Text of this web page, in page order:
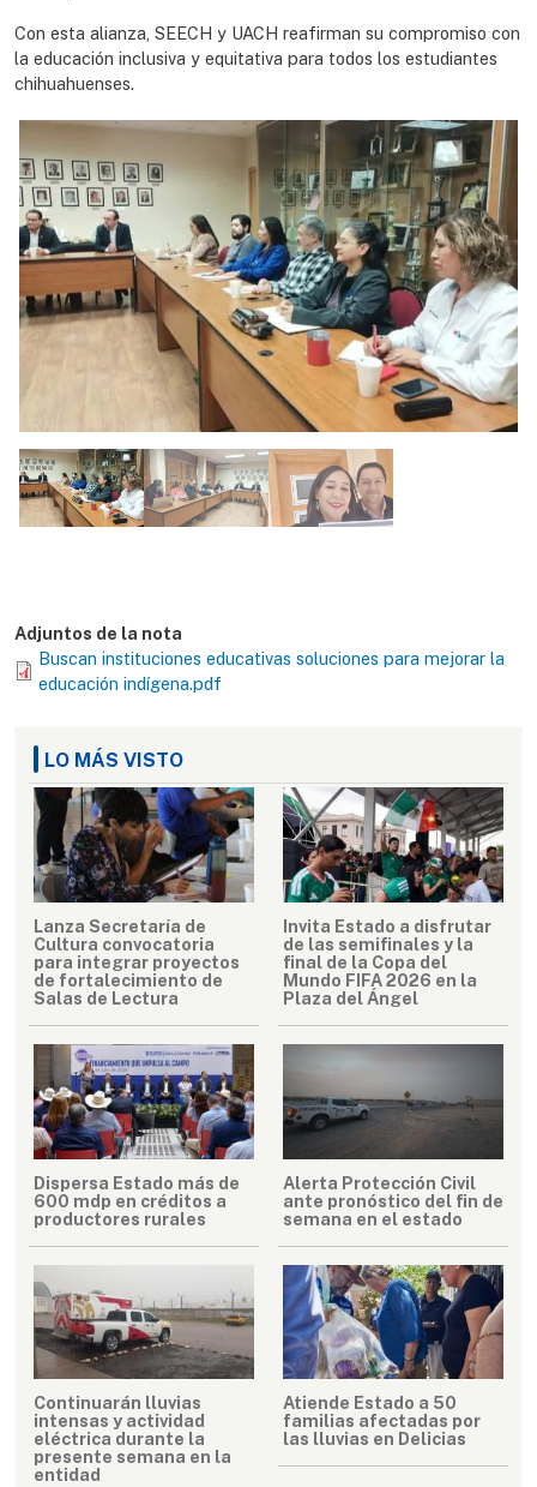
Con esta alianza, SEECH y UACH reafirman su compromiso con
la educación inclusiva y equitativa para todos los estudiantes
chihuahuenses.
Adjuntos de la nota
Buscan instituciones educativas soluciones para mejorar la
educación indígena.pdf
LO MÁS VISTO
Lanza Secretaría de
Cultura convocatoria
para integrar proyectos
de fortalecimiento de
Salas de Lectura
Invita Estado a disfrutar
de las semifinales y la
final de la Copa del
Mundo FIFA 2026 en la
Plaza del Ángel
Dispersa Estado más de
600 mdp en créditos a
productores rurales
Alerta Protección Civil
ante pronóstico del fin de
semana en el estado
Continuarán lluvias
intensas y actividad
eléctrica durante la
presente semana en la
entidad
Atiende Estado a 50
familias afectadas por
las lluvias en Delicias